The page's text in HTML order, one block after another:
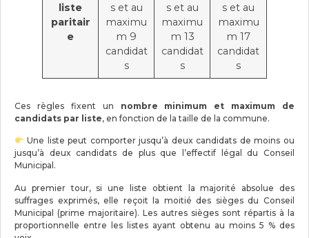
liste
paritair
e
s et au
maximu
m 9
candidat
s
s et au
maximu
m 13
candidat
s
s et au
maximu
m 17
candidat
s
Ces règles fixent un nombre minimum et maximum de
candidats par liste, en fonction de la taille de la commune.
Une liste peut comporter jusqu’à deux candidats de moins ou
jusqu’à deux candidats de plus que l’effectif légal du Conseil
Municipal.
Au premier tour, si une liste obtient la majorité absolue des
suffrages exprimés, elle reçoit la moitié des sièges du Conseil
Municipal (prime majoritaire). Les autres sièges sont répartis à la
proportionnelle entre les listes ayant obtenu au moins 5 % des